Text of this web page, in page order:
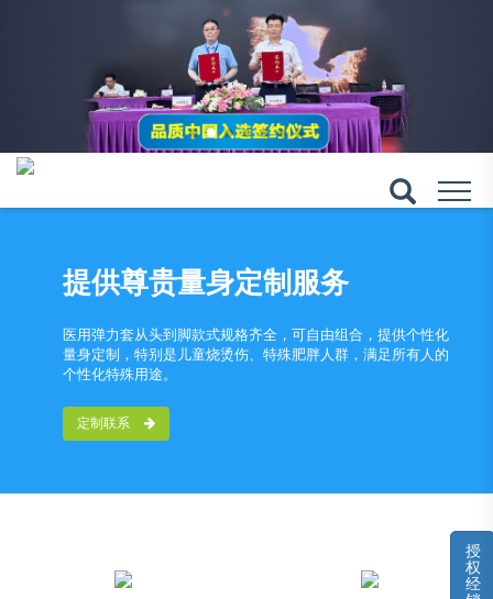
提供尊贵量身定制服务
医用弹力套从头到脚款式规格齐全，可自由组合，提供个性化
量身定制，特别是儿童烧烫伤、特殊肥胖人群，满足所有人的
个性化特殊用途。
定制联系
授
权
经